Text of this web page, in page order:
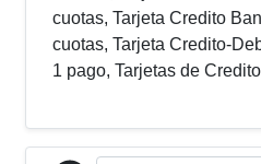
cuotas, Tarjeta Credito
cuotas, Tarjeta Credito-
1 pago, Tarjetas de